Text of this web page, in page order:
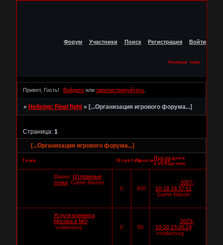
Форум Участники Поиск Регистрация Войти
Активные темы
Привет, Гость! Войдите илизарегистрируйтесь
» Hellsing: Final fight » [...Организация игрового форума...]
[...Организация игрового форума...]
Страница: 1
Тема ОтветовПросмотров
Последнее
сообщение
Важно: Отправные
точки Game-Master
0
860
2007-
10-18 18:37:51
Game-Master
Услуги клининга
Москва и МО
vclalwosxg
0 89
2023-
10-20 23:26:24
vclalwosxg